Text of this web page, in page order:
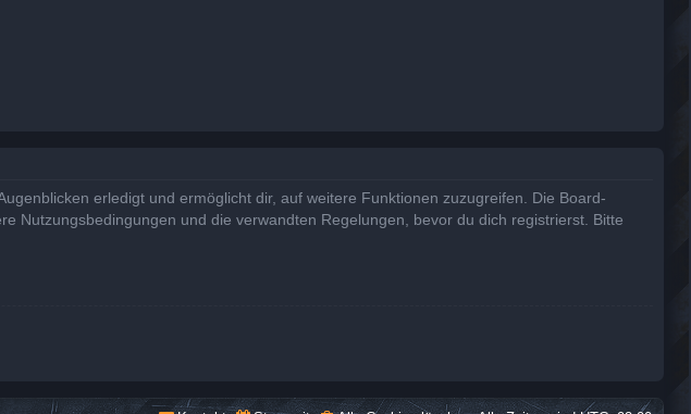
erledigt und ermöglicht dir, auf weitere Funktionen zuzugreifen. Die Board-
Nutzungsbedingungen und die verwandten Regelungen, bevor du dich registrierst. Bitte